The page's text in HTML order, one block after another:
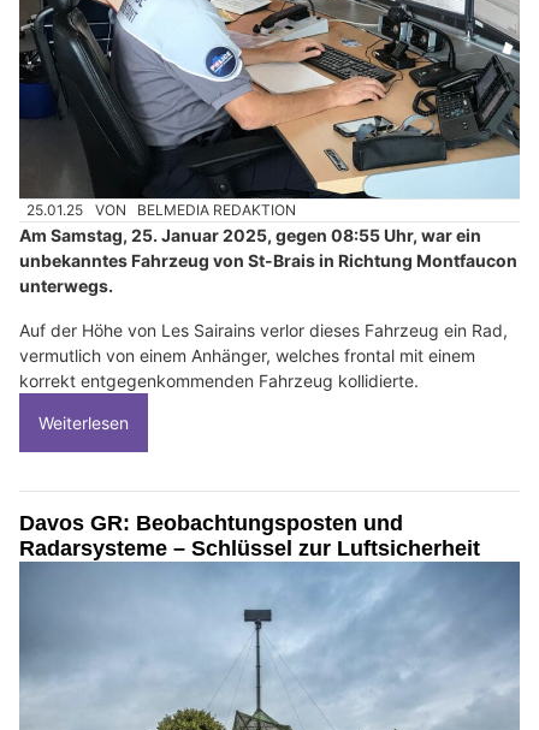
25.01.25 VON BELMEDIA REDAKTION
Am Samstag, 25. Januar 2025, gegen 08:55 Uhr, war ein
unbekanntes Fahrzeug von St-Brais in Richtung Montfaucon
unterwegs.
Auf der Höhe von Les Sairains verlor dieses Fahrzeug ein Rad,
vermutlich von einem Anhänger, welches frontal mit einem
korrekt entgegenkommenden Fahrzeug kollidierte.
Weiterlesen
Davos GR: Beobachtungsposten und
Radarsysteme – Schlüssel zur Luftsicherheit